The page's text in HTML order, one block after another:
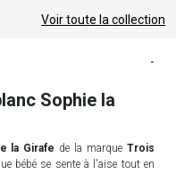
Voir toute la collection
-
Sophie la
la Girafe de la marqueTrois
bébé se sente à l'aise tout en